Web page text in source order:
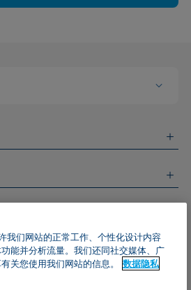
我们网站的正常工作、个性化设计内容
能并分析流量。我们还同社交媒体、广
关您使用我们网站的信息。
数据隐私